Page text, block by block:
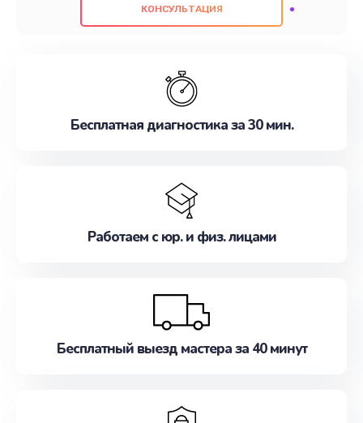
проведенных работ. Наша цель - предоставить
наилучшим образом. Не медлите записаться на
КОНСУЛЬТАЦИЯ
Бесплатная диагностика за 30 мин.
Работаем с юр. и физ. лицами
Бесплатный выезд мастера за 40 минут